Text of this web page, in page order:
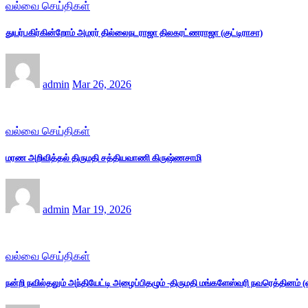
வல்வை செய்திகள்
துயர்பகிர்கின்றோம் அமரர் தில்லைநடராஜா திலகரட்ணராஜா (குட்டிராசா)
admin Mar 26, 2026
வல்வை செய்திகள்
மரண அறிவித்தல் திருமதி சத்தியவாணி கிருஷ்ணசாமி
admin Mar 19, 2026
வல்வை செய்திகள்
நன்றி நவில்தலும் அந்தியேட்டி அழைப்பிதழும் -திருமதி மங்களேஸ்வரி